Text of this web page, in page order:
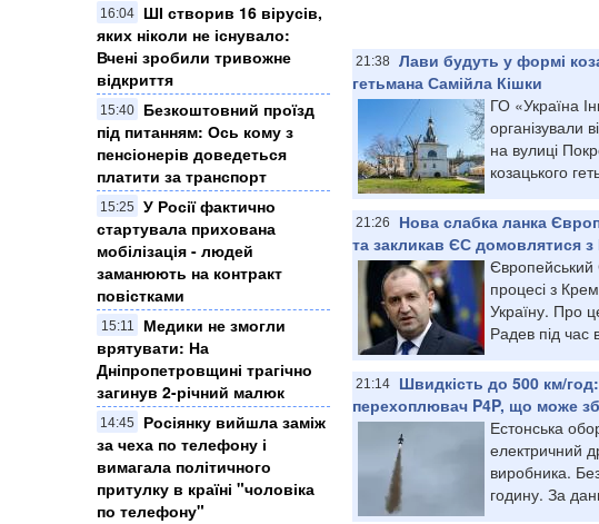
16:04
ШІ створив 16 вірусів,
яких ніколи не існувало:
Вчені зробили тривожне
відкриття
15:40
Безкоштовний проїзд
під питанням: Ось кому з
пенсіонерів доведеться
платити за транспорт
15:25
У Росії фактично
стартувала прихована
мобілізація - людей
заманюють на контракт
повістками
15:11
Медики не змогли
врятувати: На
Дніпропетровщині трагічно
загинув 2-річний малюк
14:45
Росіянку вийшла заміж
за чеха по телефону і
вимагала політичного
притулку в країні "чоловіка
по телефону"
21:38 Лави будуть у формі
гетьмана Самійла Кішки
ГО «Україна
організували
на вулиці
козацького
21:26
Нова слабка ланка
та закликав ЄС домовлятися з
Європейський
процесі з
Україну. Про
Радев під
21:14
Швидкість до 500 км/
перехоплювач P4P, що може
Естонська
електричний
виробника.
годину. За